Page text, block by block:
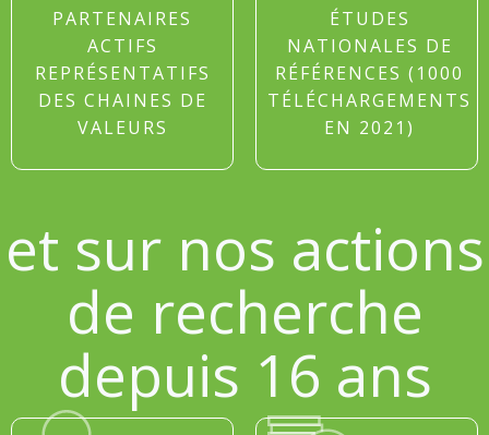
PARTENAIRES
ACTIFS
REPRÉSENTATIFS
DES CHAINES DE
VALEURS
ÉTUDES
NATIONALES DE
RÉFÉRENCES (1000
TÉLÉCHARGEMENTS
EN 2021)
et sur nos actions
de recherche
depuis 16 ans